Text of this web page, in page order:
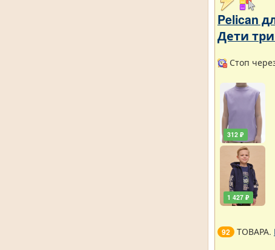
Pelican
Дети
Стоп
312 ₽
1 427 ₽
92 ТОВАРА.